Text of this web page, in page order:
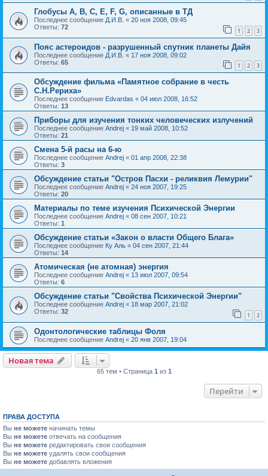
Глобусы A, B, C, E, F, G, описанные в ТД
Последнее сообщение Д.И.В. « 20 ноя 2008, 09:45
Ответы: 72 1 2 3
Пояс астероидов - разрушенный спутник планеты Дайя
Последнее сообщение Д.И.В. « 17 ноя 2008, 09:02
Ответы: 65 1 2 3
Обсуждение фильма «Памятное собрание в честь
С.Н.Рериха»
Последнее сообщение Edvardas « 04 июл 2008, 16:52
Ответы: 13
Приборы для изучения тонких человеческих излучений
Последнее сообщение Andrej « 19 май 2008, 10:52
Ответы: 21
Смена 5-й расы на 6-ю
Последнее сообщение Andrej « 01 апр 2008, 22:38
Ответы: 3
Обсуждение статьи "Остров Пасхи - реликвия Лемурии"
Последнее сообщение Andrej « 24 ноя 2007, 19:25
Ответы: 20
Материалы по теме изучения Психической Энергии
Последнее сообщение Andrej « 08 сен 2007, 10:21
Ответы: 1
Обсуждение статьи «Закон о власти Общего Блага»
Последнее сообщение Ку Аль « 04 сен 2007, 21:44
Ответы: 14
Атомическая (не атомная) энергия
Последнее сообщение Andrej « 13 июл 2007, 09:54
Ответы: 6
Обсуждение статьи "Свойства Психической Энергии"
Последнее сообщение Andrej « 18 мар 2007, 21:02
Ответы: 32 1 2
Одонтологические таблицы Фоля
Последнее сообщение Andrej « 20 янв 2007, 19:04
Новая тема
65 тем • Страница 1 из 1
Перейти
ПРАВА ДОСТУПА
Вы не можете начинать темы
Вы не можете отвечать на сообщения
Вы не можете редактировать свои сообщения
Вы не можете удалять свои сообщения
Вы не можете добавлять вложения